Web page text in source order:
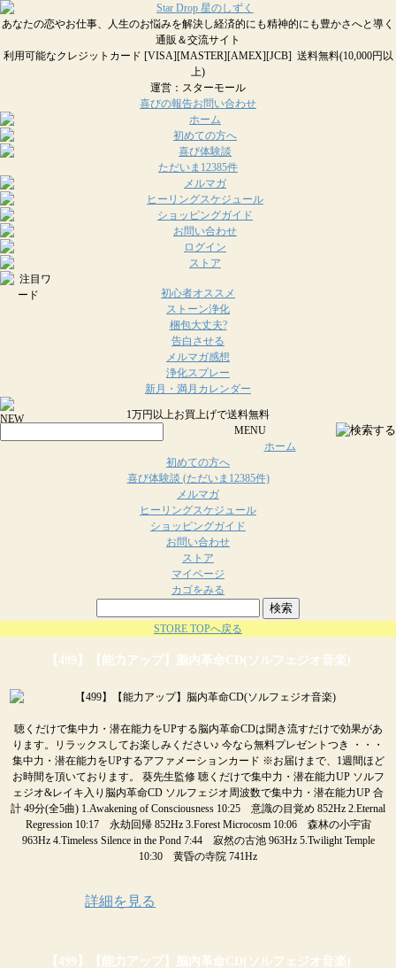
あなたの恋やお仕事、人生のお悩みを解決し経済的にも精神的にも豊かさへと導く
通販＆交流サイト
利用可能なクレジットカード [VISA][MASTER][AMEX][JCB] 送料無料(10,000円以
上)
運営：スターモール
喜びの報告お問い合わせ
ただいま12385件
初心者オススメ
ストーン浄化
梱包大丈夫?
告白させる
メルマガ感想
浄化スプレー
新月・満月カレンダー
1万円以上お買上げで送料無料
MENU
ホーム
初めての方へ
喜び体験談 (ただいま12385件)
メルマガ
ヒーリングスケジュール
ショッピングガイド
お問い合わせ
ストア
マイページ
カゴをみる
検索
STORE TOPへ戻る
【499】【能力アップ】脳内革命CD(ソルフェジオ音楽)
聴くだけで集中力・潜在能力をUPする脳内革命CDは聞き流すだけで効果があ
ります。リラックスしてお楽しみください♪ 今なら無料プレゼントつき ・・・
集中力・潜在能力をUPするアファメーションカード ※お届けまで、1週間ほど
お時間を頂いております。 葵先生監修 聴くだけで集中力・潜在能力UP ソルフ
ェジオ&レイキ入り脳内革命CD ソルフェジオ周波数で集中力・潜在能力UP 合
計 49分(全5曲) 1.Awakening of Consciousness 10:25 意識の目覚め 852Hz 2.Eternal
Regression 10:17 永劫回帰 852Hz 3.Forest Microcosm 10:06 森林の小宇宙
963Hz 4.Timeless Silence in the Pond 7:44 寂然の古池 963Hz 5.Twilight Temple
10:30 黄昏の寺院 741Hz
詳細を見る
【499】【能力アップ】脳内革命CD(ソルフェジオ音楽)